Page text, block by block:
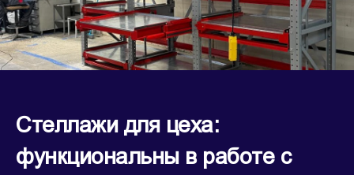
Стеллажи для цеха:
функциональны в работе с